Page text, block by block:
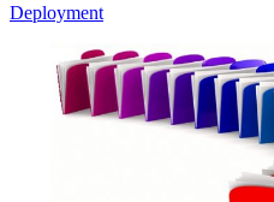
Deployment